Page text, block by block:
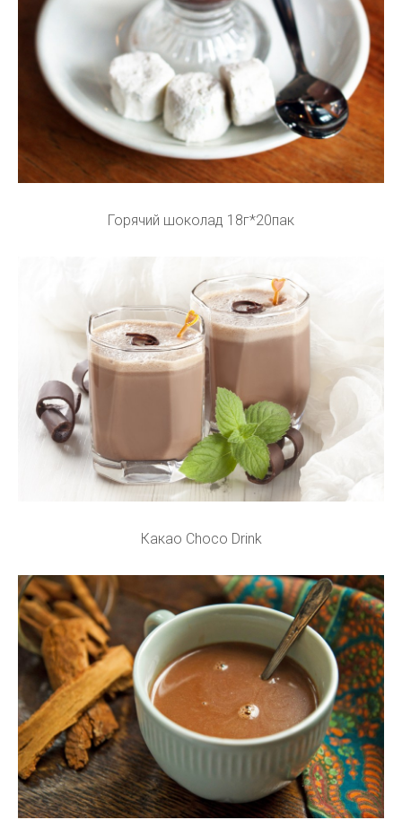
Горячий шоколад 18г*20пак
Какао Choco Drink